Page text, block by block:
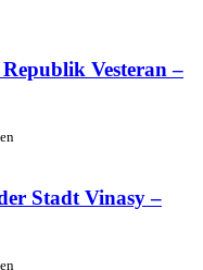
Vesteran –
Stadt Vinasy –